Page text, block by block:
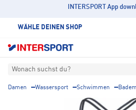
INTERSPORT App
WÄHLE DEINEN SHOP
Wonach suchst du?
Damen Wassersport Schwimmen